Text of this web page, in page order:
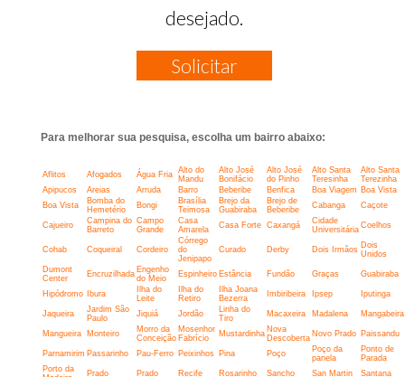
desejado.
Solicitar
Para melhorar sua pesquisa, escolha um bairro abaixo:
Aflitos Afogados Água Fria
Alto do
Mandu
Alto José
Bonifácio
Alto José
do Pinho
Alto Santa
Teresinha
Alto Santa
Terezinha
Apipucos
Areias Arruda Barro Beberibe Benfica Boa Viagem Boa Vista
Boa Vista
Bomba do
Hemetério
Bongi
Brasília
Teimosa
Brejo da
Guabiraba
Brejo de
Beberibe
Cabanga Caçote
Cajueiro
Campina do
Barreto
Campo
Grande
Casa
Amarela
Casa Forte Caxangá
Cidade
Universitária Coelhos
Cohab Coqueiral Cordeiro
Córrego
do
Jenipapo
Curado Derby Dois Irmãos Dois
Unidos
Dumont
Center
Encruzilhada Engenho
do Meio
Espinheiro Estância Fundão Graças Guabiraba
Hipódromo Ibura
Ilha do
Leite
Ilha do
Retiro
Ilha Joana
Bezerra
Imbiribeira Ipsep Iputinga
Jaqueira
Jardim São
Paulo
Jiquiá Jordão
Linha do
Tiro
Macaxeira Madalena Mangabeira
Mangueira Monteiro
Morro da
Conceição
Mosenhor
Fabrício
Mustardinha Nova
Descoberta Novo Prado Paissandu
Parnamirim Passarinho Pau-Ferro Peixinhos Pina Poço
Poço da
panela
Ponto de
Parada
Porto da
Prado Prado Recife Rosarinho Sancho San Martin Santana